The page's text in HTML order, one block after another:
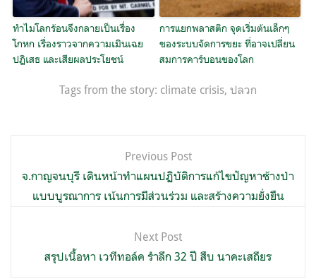
ทำไมโลกร้อนจึงกลายเป็นเรื่อง
โกหก เรื่องราวจากความเมินเฉย
ปฏิเสธ และเสียผลประโยชน์
การแยกพลาสติก จุดเริ่มต้นเล็กๆ
ของระบบจัดการขยะ ที่อาจเปลี่ยน
สมการคาร์บอนของโลก
Tags from the story: climate crisis, ปลวก
เรื่อง
Previous Post
จ.กาญจนบุรี เดินหน้าทำแผนปฏิบัติการแก้ไขปัญหาช้างป่า
แบบบูรณาการ เน้นการมีส่วนร่วม และสร้างความยั่งยืน
Next Post
สรุปเนื้อหา เวทีทอล์ค รำลึก 32 ปี สืบ นาคะเสถียร